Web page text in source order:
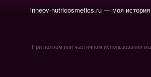
inneov-nutricosmetics.ru — моя
При полном или частичном использовании